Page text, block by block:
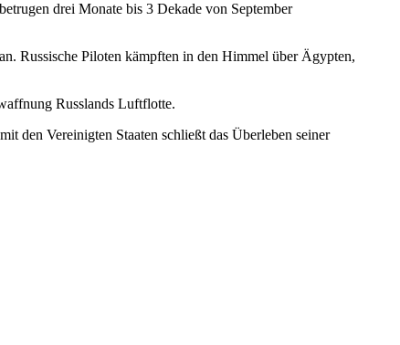
drei Monate bis 3 Dekade von September
Russische Piloten kämpften in den Himmel über Ägypten,
Russlands Luftflotte.
den Vereinigten Staaten schließt das Überleben seiner